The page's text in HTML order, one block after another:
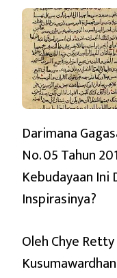
Darimana
No. 05 Tahun
Kebudayaan Ini
Inspirasinya?
Oleh Chye